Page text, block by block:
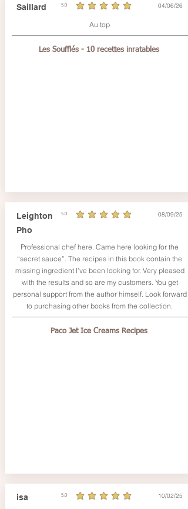
Saillard 5.0
average rating is 5 out of 5 04/06/26
Au top
Les Soufflés - 10 recettes inratables
Leighton
Pho
5.0
average rating is 5 out of 5 08/09/25
Professional chef here. Came here looking for the
“secret sauce”. The recipes in this book contain the
missing ingredient I’ve been looking for. Very pleased
with the results and so are my customers. You get
personal support from the author himself. Look forward
to purchasing other books from the collection.
Paco Jet Ice Creams Recipes
isa 5.0
average rating is 5 out of 5 10/02/25